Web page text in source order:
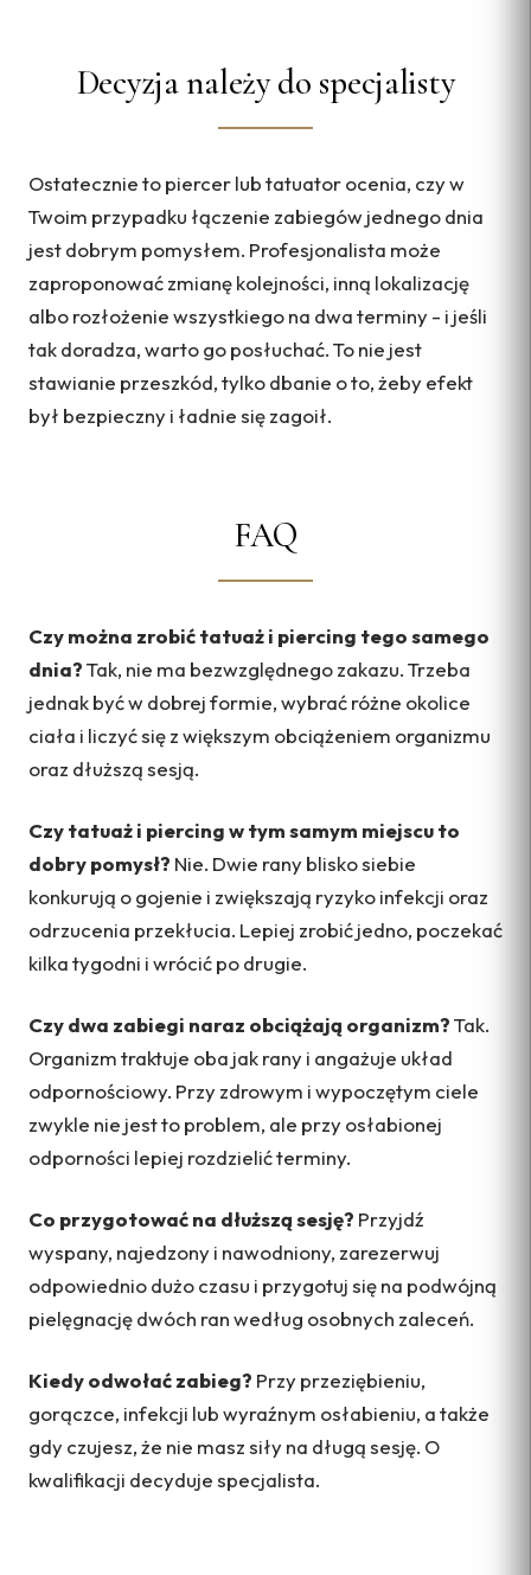
Decyzja należy do specjalisty
Ostatecznie to piercer lub tatuator ocenia, czy w
Twoim przypadku łączenie zabiegów jednego dnia
jest dobrym pomysłem. Profesjonalista może
zaproponować zmianę kolejności, inną lokalizację
albo rozłożenie wszystkiego na dwa terminy - i jeśli
tak doradza, warto go posłuchać. To nie jest
stawianie przeszkód, tylko dbanie o to, żeby efekt
był bezpieczny i ładnie się zagoił.
FAQ
Czy można zrobić tatuaż i piercing tego samego
dnia?Tak, nie ma bezwzględnego zakazu. Trzeba
jednak być w dobrej formie, wybrać różne okolice
ciała i liczyć się z większym obciążeniem organizmu
oraz dłuższą sesją.
Czy tatuaż i piercing w tym samym miejscu to
dobry pomysł? Nie. Dwie rany blisko siebie
konkurują o gojenie i zwiększają ryzyko infekcji oraz
odrzucenia przekłucia. Lepiej zrobić jedno, poczekać
kilka tygodni i wrócić po drugie.
Czy dwa zabiegi naraz obciążają organizm?Tak.
Organizm traktuje oba jak rany i angażuje układ
odpornościowy. Przy zdrowym i wypoczętym ciele
zwykle nie jest to problem, ale przy osłabionej
odporności lepiej rozdzielić terminy.
Co przygotować na dłuższą sesję? Przyjdź
wyspany, najedzony i nawodniony, zarezerwuj
odpowiednio dużo czasu i przygotuj się na podwójną
pielęgnację dwóch ran według osobnych zaleceń.
Kiedy odwołać zabieg? Przy przeziębieniu,
gorączce, infekcji lub wyraźnym osłabieniu, a także
gdy czujesz, że nie masz siły na długą sesję. O
kwalifikacji decyduje specjalista.